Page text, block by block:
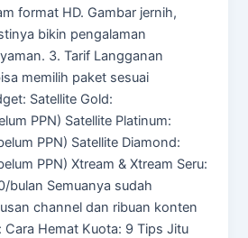
format HD. Gambar jernih,
bikin pengalaman
3. Tarif Langganan
memilih paket sesuai
Satellite Gold:
PPN) Satellite Platinum:
PPN) Satellite Diamond:
PPN) Xtream & Xtream Seru:
bulan Semuanya sudah
channel dan ribuan konten
Cara Hemat Kuota: 9 Tips Jitu